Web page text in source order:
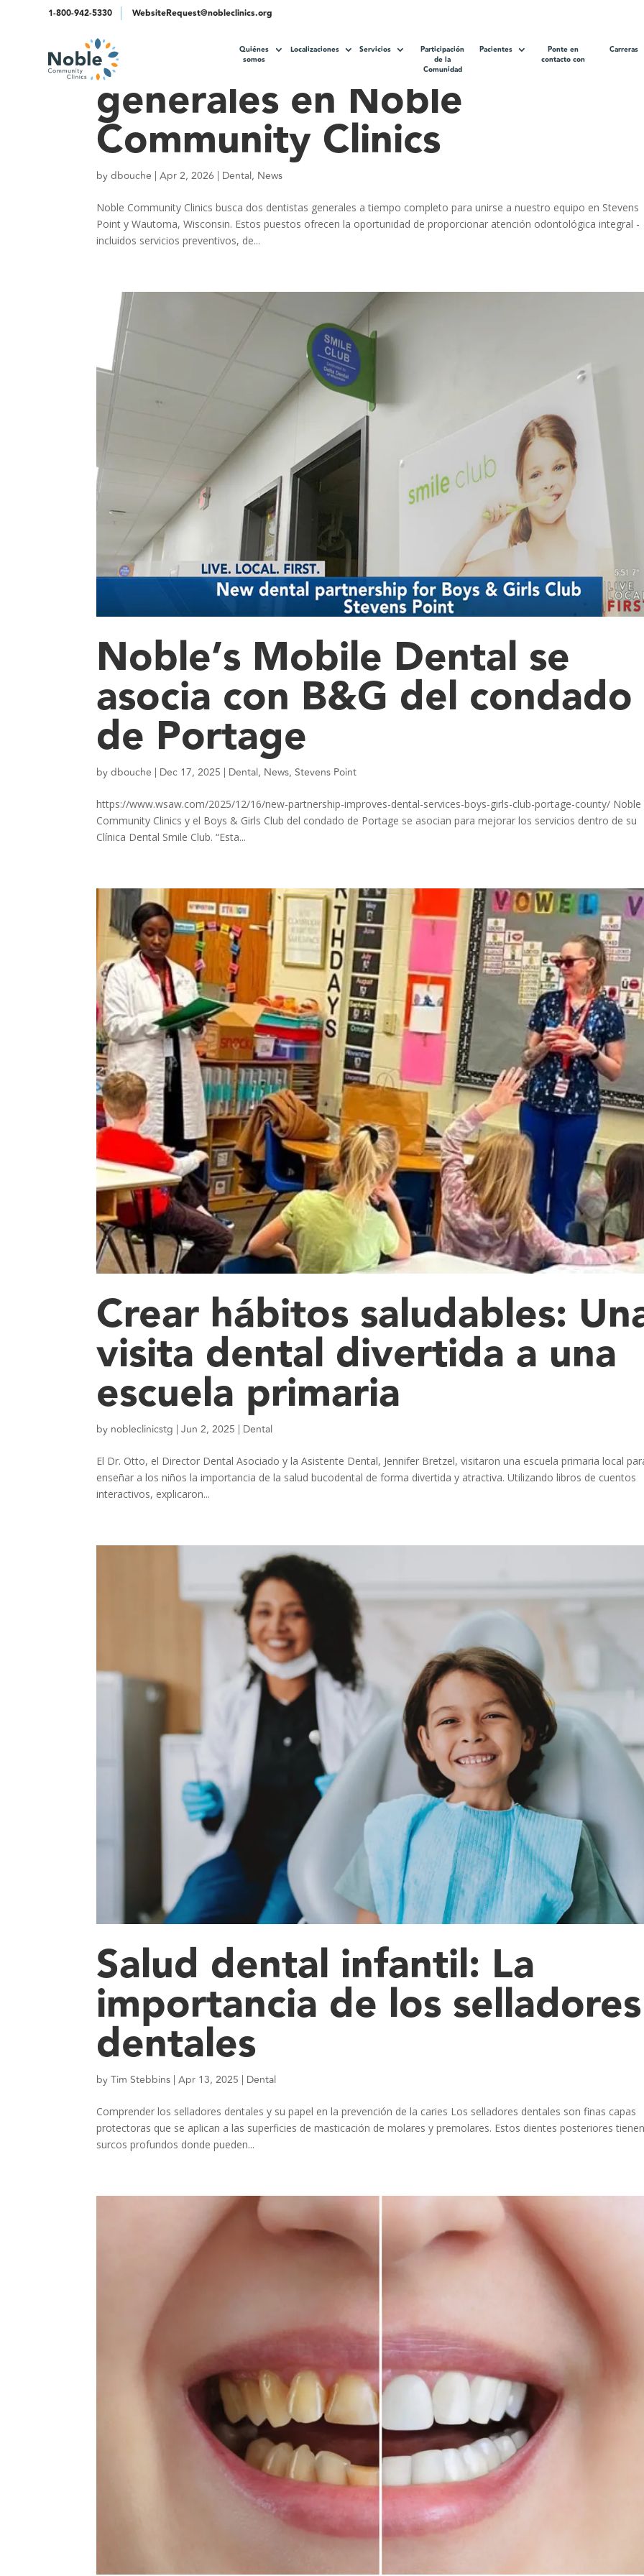
1-800-942-5330 WebsiteRequest@nobleclinics.org
Quiénes
somos
Localizaciones Servicios
Participación
de la
Comunidad
Pacientes
Ponte en
contacto con
Carreras
Ahora Contratando:
generales en Noble
Community Clinics
bydbouche |Apr 2, 2026 | Dental, News
Noble Community Clinics busca dos dentistas generales a tiempo completo para unirse a nuestro equipo en Stevens
Point y Wautoma, Wisconsin. Estos puestos ofrecen la oportunidad de proporcionar atención odontológica integral -
incluidos servicios preventivos, de...
Noble’s Mobile Dental se
asocia con B&G del condado
de Portage
bydbouche | Dec 17, 2025 | Dental, News,Stevens Point
https://www.wsaw.com/2025/12/16/new-partnership-improves-dental-services-boys-girls-club-portage-county/ Noble
Community Clinics y el Boys & Girls Club del condado de Portage se asocian para mejorar los servicios dentro de su
Clínica Dental Smile Club. “Esta...
Crear hábitos saludables:
visita dental divertida a una
escuela primaria
by nobleclinicstg |Jun 2, 2025 | Dental
El Dr. Otto, el Director Dental Asociado y la Asistente Dental, Jennifer Bretzel, visitaron una escuela primaria local
enseñar a los niños la importancia de la salud bucodental de forma divertida y atractiva. Utilizando libros de cuentos
interactivos, explicaron...
Salud dental infantil: La
importancia de los selladores
dentales
byTim Stebbins |Apr 13, 2025 | Dental
Comprender los selladores dentales y su papel en la prevención de la caries Los selladores dentales son finas capas
protectoras que se aplican a las superficies de masticación de molares y premolares. Estos dientes posteriores
surcos profundos donde pueden...